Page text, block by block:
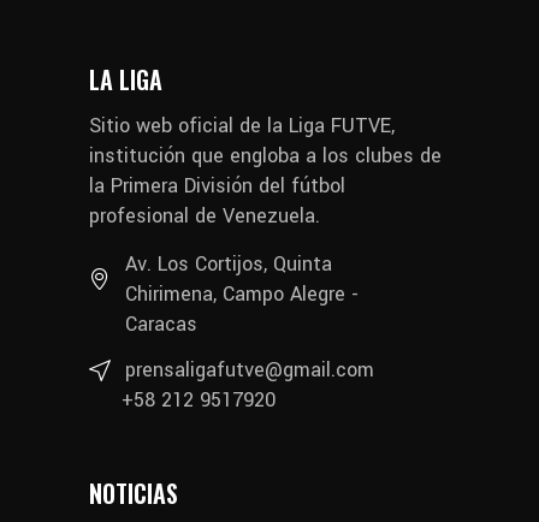
LA LIGA
Sitio web oficial de la Liga FUTVE,
institución que engloba a los clubes de
la Primera División del fútbol
profesional de Venezuela.
Av. Los Cortijos, Quinta
Chirimena, Campo Alegre -
Caracas
prensaligafutve@gmail.com
+58 212 9517920
NOTICIAS